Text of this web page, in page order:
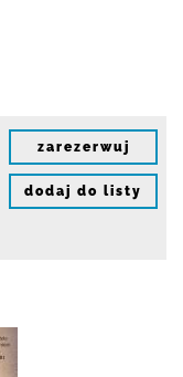
zarezerwuj
dodaj do listy